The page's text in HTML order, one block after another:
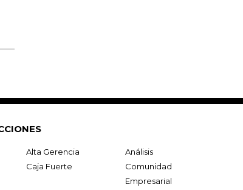
Alta Gerencia
Análisis
Caja Fuerte
Comunidad
Empresarial